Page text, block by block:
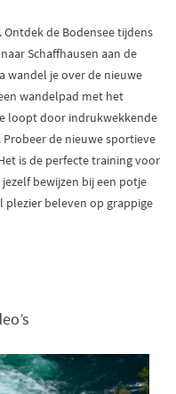
de Bodensee tijdens
Schaffhausen aan de
wandel je over de nieuwe
wandelpad met het
loopt door indrukwekkende
de nieuwe sportieve
is de perfecte training voor
bewijzen bij een potje
beleven op grappige